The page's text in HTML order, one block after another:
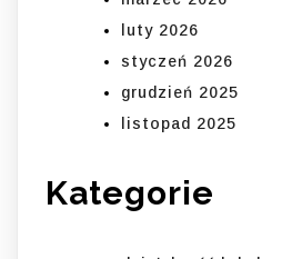
luty 2026
styczeń 2026
grudzień 2025
listopad 2025
Kategorie